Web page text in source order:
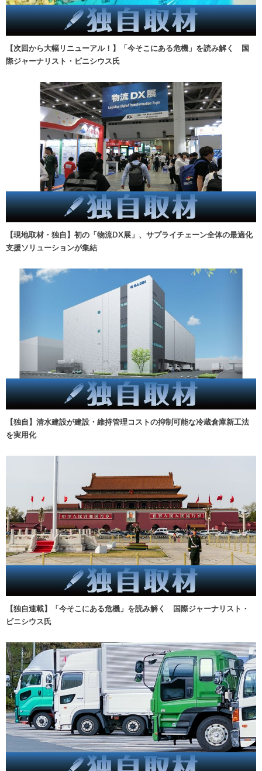
【次回から大幅リニューアル！】「今そこにある危機」を読み解く 国
際ジャーナリスト・ビニシウス氏
【現地取材・独自】初の「物流DX展」、サプライチェーン全体の最適化
支援ソリューションが集結
【独自】清水建設が建設・維持管理コストの抑制可能な冷蔵倉庫新工法
を実用化
【独自連載】「今そこにある危機」を読み解く 国際ジャーナリスト・
ビニシウス氏